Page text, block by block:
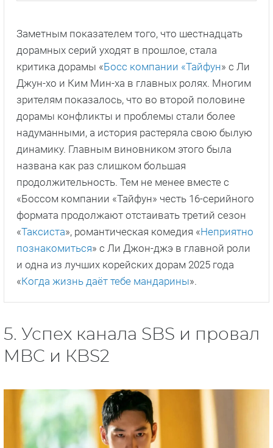
Заметным показателем того, что шестнадцать
дорамных серий уходят в прошлое, стала
критика дорамы «Босс компании «Тайфун» с Ли
Джун-хо и Ким Мин-ха в главных ролях. Многим
зрителям показалось, что во второй половине
дорамы конфликты и проблемы стали более
надуманными, а история растеряла свою былую
динамику. Главным виновником этого была
названа как раз слишком большая
продолжительность. Тем не менее вместе с
«Боссом компании «Тайфун» честь 16-серийного
формата продолжают отстаивать третий сезон
«Таксиста», романтическая комедия «Неприятно
познакомиться» с Ли Джон-джэ в главной роли
и одна из лучших корейских дорам 2025 года
«Когда жизнь даёт тебе мандарины».
5. Успех канала SBS и провал
MBC и КBS2